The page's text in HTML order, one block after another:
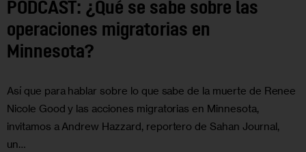
PODCAST: ¿Qué se sabe sobre las
operaciones migratorias en
Minnesota?
Así que para hablar sobre lo que sabe de la muerte de Renee
Nicole Good y las acciones migratorias en Minnesota,
invitamos a Andrew Hazzard, reportero de Sahan Journal,
un…